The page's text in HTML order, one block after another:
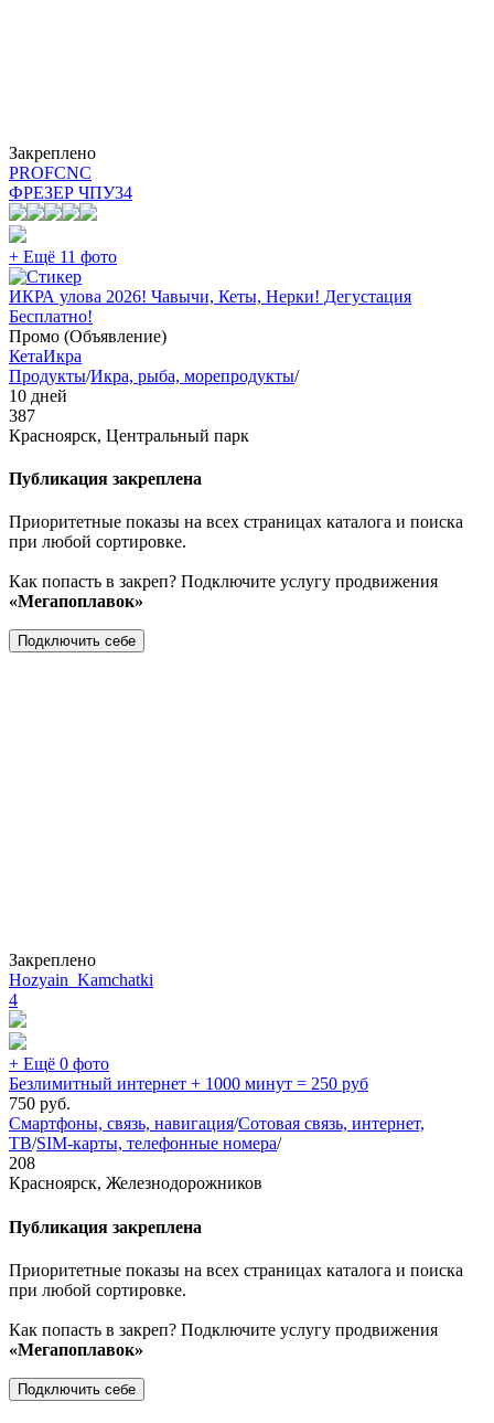
Закреплено
PROFCNC
ФРЕЗЕР ЧПУ34
+ Ещё 11 фото
ИКРА улова 2026! Чавычи, Кеты, Нерки! Дегустация
Бесплатно!
Промо (Объявление)
КетаИкра
Продукты/Икра, рыба, морепродукты/
10 дней
387
Красноярск, Центральный парк
Публикация закреплена
Приоритетные показы на всех страницах каталога и поиска
при любой сортировке.
Как попасть в закреп? Подключите услугу продвижения
«Мегапоплавок»
Подключить себе
Закреплено
Hozyain_Kamchatki
4
+ Ещё 0 фото
Безлимитный интернет + 1000 минут = 250 руб
750 руб.
Смартфоны, связь, навигация/Сотовая связь, интернет,
ТВ/SIM-карты, телефонные номера/
208
Красноярск, Железнодорожников
Публикация закреплена
Приоритетные показы на всех страницах каталога и поиска
при любой сортировке.
Как попасть в закреп? Подключите услугу продвижения
«Мегапоплавок»
Подключить себе